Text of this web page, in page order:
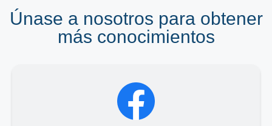
Únase a nosotros para obtener
más conocimientos